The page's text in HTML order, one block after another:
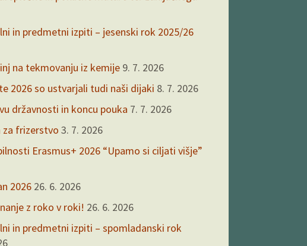
in predmetni izpiti – jesenski rok 2025/26
na tekmovanju iz kemije 9. 7. 2026
2026 so ustvarjali tudi naši dijaki 8. 7. 2026
državnosti in koncu pouka 7. 7. 2026
za frizerstvo 3. 7. 2026
Erasmus+ 2026 “Upamo si ciljati višje”
2026 26. 6. 2026
z roko v roki! 26. 6. 2026
in predmetni izpiti – spomladanski rok